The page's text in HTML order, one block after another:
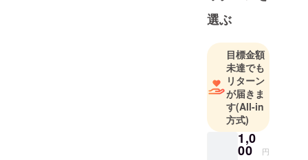
選ぶ
目標金額
未達でも
リターン
が届きま
す(All-in
方式)
1,0
00 円